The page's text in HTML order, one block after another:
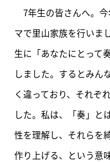
7年生の皆さんへ。
マで里山家族を行いま
生に「あなたにとって
しました。するとみん
く違っており、それぞ
した。私は、「奏」と
性を理解し、それらを
作り上げる、という意